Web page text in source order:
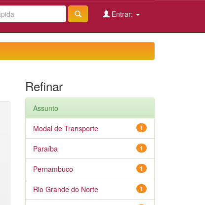
Entrar:
Refinar
Assunto
1
Modal de Transporte
1
Paraíba
1
Pernambuco
1
Rio Grande do Norte